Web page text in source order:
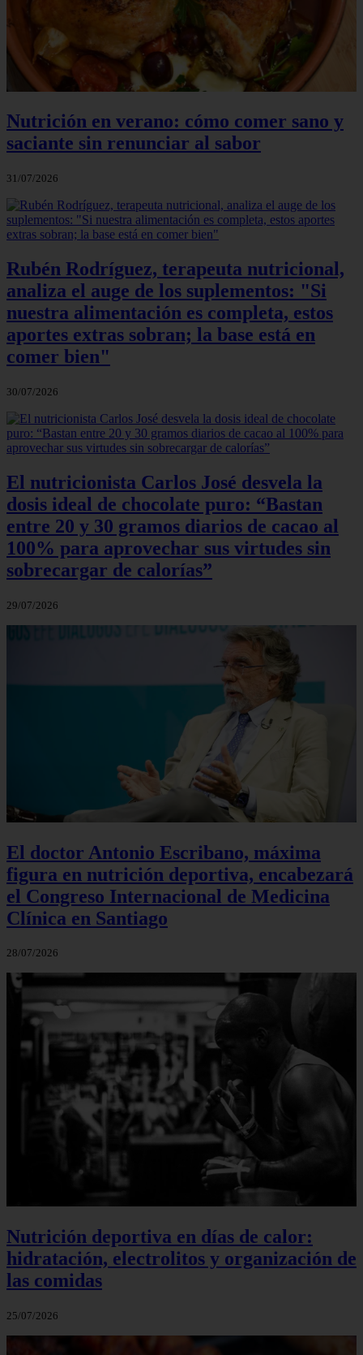
Nutrición en verano: cómo comer sano y
saciante sin renunciar al sabor
31/07/2026
Rubén Rodríguez, terapeuta nutricional,
analiza el auge de los suplementos: "Si
nuestra alimentación es completa, estos
aportes extras sobran; la base está en
comer bien"
30/07/2026
El nutricionista Carlos José desvela la
dosis ideal de chocolate puro: “Bastan
entre 20 y 30 gramos diarios de cacao al
100% para aprovechar sus virtudes sin
sobrecargar de calorías”
29/07/2026
El doctor Antonio Escribano, máxima
figura en nutrición deportiva, encabezará
el Congreso Internacional de Medicina
Clínica en Santiago
28/07/2026
Nutrición deportiva en días de calor:
hidratación, electrolitos y organización de
las comidas
25/07/2026